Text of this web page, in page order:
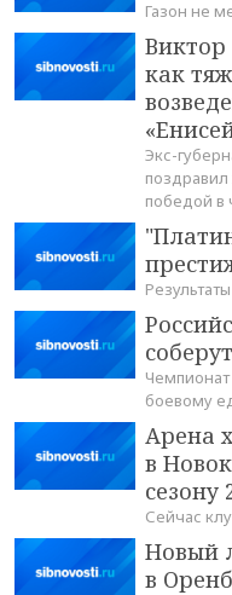
Газон не
как
Экс-
поздравил
победой в
боевому
Арена
в
сезону
Сейчас
Новый
в